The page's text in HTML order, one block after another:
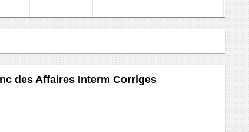
des Affaires Interm Corriges